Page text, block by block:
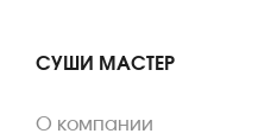
СУШИ МАСТЕР
О компании